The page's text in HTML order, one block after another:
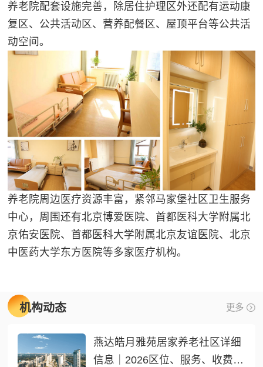
养老院配套设施完善，除居住护理区外还配有运动康
复区、公共活动区、营养配餐区、屋顶平台等公共活
动空间。
养老院周边医疗资源丰富，紧邻马家堡社区卫生服务
中心，周围还有北京博爱医院、首都医科大学附属北
京佑安医院、首都医科大学附属北京友谊医院、北京
中医药大学东方医院等多家医疗机构。
机构动态 更多
燕达皓月雅苑居家养老社区详细
信息｜2026区位、服务、收费全